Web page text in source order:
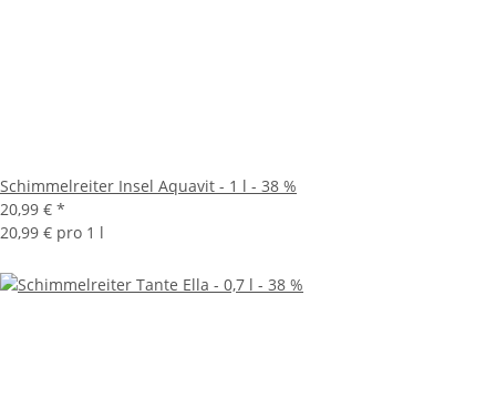
Schimmelreiter Insel Aquavit - 1 l - 38 %
20,99 € *
20,99 € pro 1 l